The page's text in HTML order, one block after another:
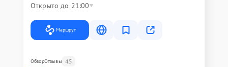
Открыто до 21:00
Маршрут
ОбзорОтзывы 45